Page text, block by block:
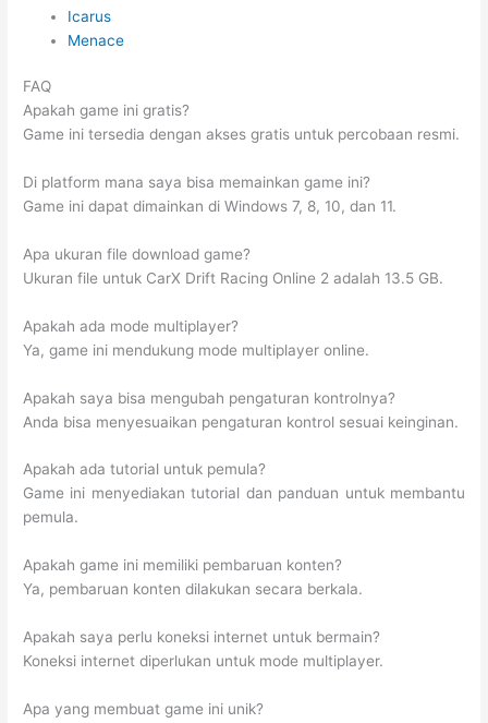
Icarus
Menace
FAQ
Apakah game ini gratis?
Game ini tersedia dengan akses gratis untuk percobaan resmi.
Di platform mana saya bisa memainkan game ini?
Game ini dapat dimainkan di Windows 7, 8, 10, dan 11.
Apa ukuran file download game?
Ukuran file untuk CarX Drift Racing Online 2 adalah 13.5 GB.
Apakah ada mode multiplayer?
Ya, game ini mendukung mode multiplayer online.
Apakah saya bisa mengubah pengaturan kontrolnya?
Anda bisa menyesuaikan pengaturan kontrol sesuai keinginan.
Apakah ada tutorial untuk pemula?
Game ini menyediakan tutorial dan panduan untuk membantu
pemula.
Apakah game ini memiliki pembaruan konten?
Ya, pembaruan konten dilakukan secara berkala.
Apakah saya perlu koneksi internet untuk bermain?
Koneksi internet diperlukan untuk mode multiplayer.
Apa yang membuat game ini unik?